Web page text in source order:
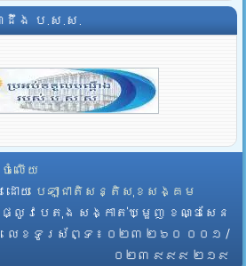
ង ប.ស.ស.
លើយ
ោយ​ បេឡាជាតិសន្តិសុខសង្គម
ផ្លូវបេតុង សង្កាត់ឃ្មួញ ខណ្ឌសែន
លេខទូរស័ព្ទ ៖ ០២៣ ២៦០ ០០១ /
០២៣ ៩៩៩ ២១៩